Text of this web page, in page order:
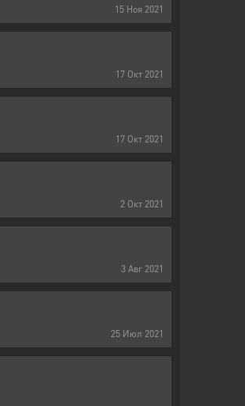
15 Ноя 2021
17 Окт 2021
17 Окт 2021
2 Окт 2021
3 Авг 2021
25 Июл 2021